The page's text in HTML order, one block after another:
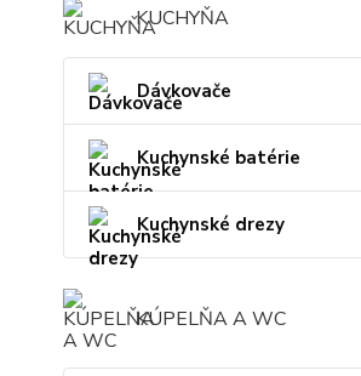
KUCHYŇA
Dávkovače
Kuchynské batérie
Kuchynské drezy
KÚPELŇA A WC